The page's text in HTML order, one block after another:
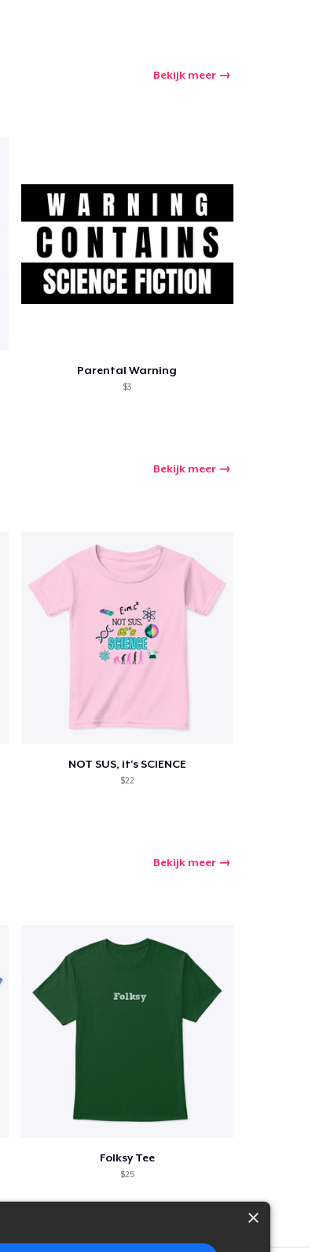
Bekijk meer
Parental Warning
$3
Bekijk meer
NOT SUS, it's SCIENCE
$22
Bekijk meer
Folksy Tee
$25
×